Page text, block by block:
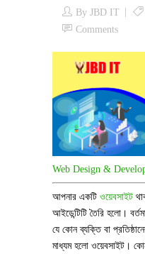
By JBD IT
Comments
Web Design &
আপনার একটি ওয়েবসাইট
আইডেন্টিটি তৈরি হলো।
যে কোন ব্যক্তি বা
মাধ্যম হলো ওয়েবসাইট।